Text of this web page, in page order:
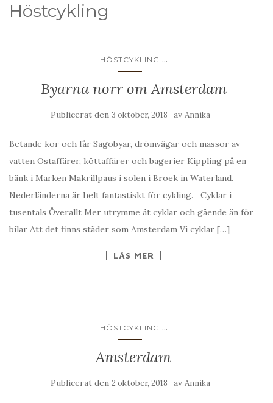
Höstcykling
HÖSTCYKLING ...
Byarna norr om Amsterdam
Publicerat den 3 oktober, 2018 av Annika
Betande kor och får Sagobyar, drömvägar och massor av
vatten Ostaffärer, köttaffärer och bagerier Kippling på en
bänk i Marken Makrillpaus i solen i Broek in Waterland.
Nederländerna är helt fantastiskt för cykling. Cyklar i
tusentals Överallt Mer utrymme åt cyklar och gående än för
bilar Att det finns städer som Amsterdam Vi cyklar […]
LÄS MER
HÖSTCYKLING ...
Amsterdam
Publicerat den 2 oktober, 2018 av Annika